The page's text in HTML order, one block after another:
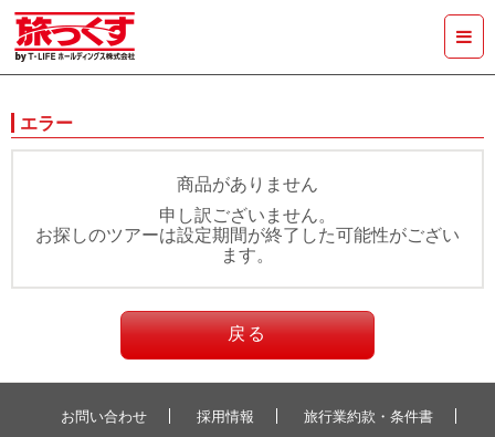
エラー
商品がありません
申し訳ございません。
お探しのツアーは設定期間が終了した可能性がござい
ます。
戻る
お問い合わせ 採用情報
旅行業約款・条件書